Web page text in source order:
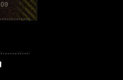
09